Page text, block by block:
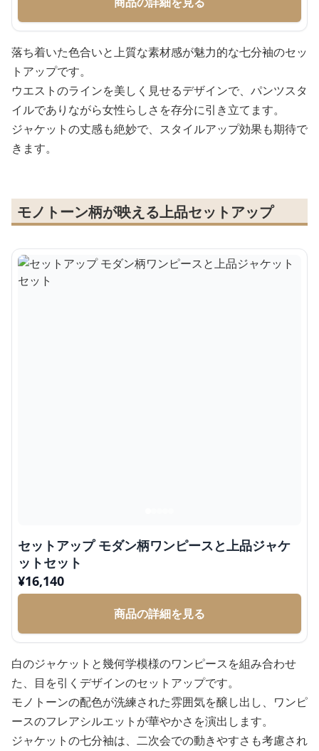
落ち着いた色合いと上質な素材感が魅力的な七分袖のセッ
トアップです。
ウエストのラインを美しく見せるデザインで、パンツスタ
イルでありながら女性らしさを存分に引き立てます。
ジャケットの丈感も絶妙で、スタイルアップ効果も期待で
きます。
モノトーン柄が映える上品セットアップ
セットアップ モダン柄ワンピースと上品ジャケ
ットセット
¥16,140
商品の詳細を見る
白のジャケットと幾何学模様のワンピースを組み合わせ
た、目を引くデザインのセットアップです。
モノトーンの配色が洗練された雰囲気を醸し出し、ワンピ
ースのフレアシルエットが華やかさを演出します。
ジャケットの七分袖は、二次会での動きやすさも考慮され